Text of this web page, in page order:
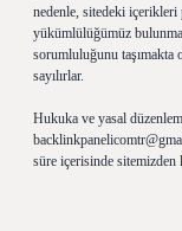
nedenle, sitedeki içerikleri
yükümlülüğümüz
sorumluluğunu
sayılırlar.
Hukuka ve yasal
süre içerisinde sitemizden